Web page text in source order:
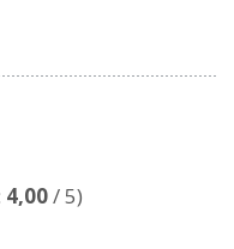
4,00/ 5)